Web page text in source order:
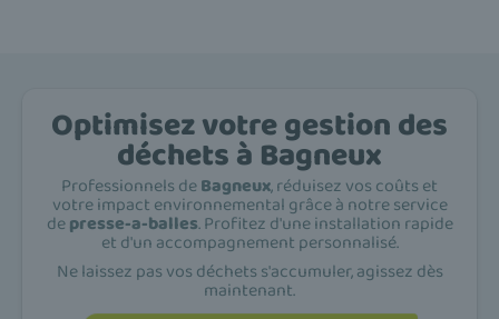
Optimisez votre gestion des
déchets à Bagneux
Professionnels deBagneux, réduisez vos coûts et
votre impact environnemental grâce à notre service
depresse-a-balles. Profitez d'une installation rapide
et d'un accompagnement personnalisé.
Ne laissez pas vos déchets s'accumuler, agissez dès
maintenant.